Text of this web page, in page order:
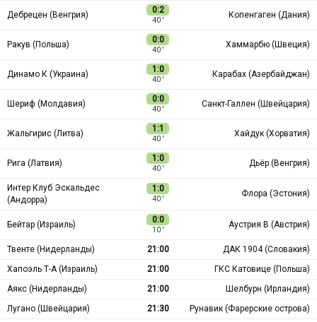
Дебрецен (Венгрия) 0:2
40 ′
Копенгаген (Дания)
Ракув (Польша) 0:0
40 ′
Хаммарбю (Швеция)
Динамо К (Украина) 1:0
40 ′
Карабах (Азербайджан)
Шериф (Молдавия) 0:0
40 ′
Санкт-Галлен (Швейцария)
Жальгирис (Литва) 1:1
40 ′
Хайдук (Хорватия)
Рига (Латвия) 1:0
40 ′
Дьёр (Венгрия)
Интер Клуб Эскальдес
(Андорра)
1:0
40 ′
Флора (Эстония)
Бейтар (Израиль) 0:0
10 ′
Аустрия В (Австрия)
Твенте (Нидерланды) 21:00
ДАК 1904 (Словакия)
Хапоэль Т-А (Израиль)
21:00
ГКС Катовице (Польша)
Аякс (Нидерланды)
21:00
Шелбурн (Ирландия)
Лугано (Швейцария)
21:30
Рунавик (Фарерские острова)